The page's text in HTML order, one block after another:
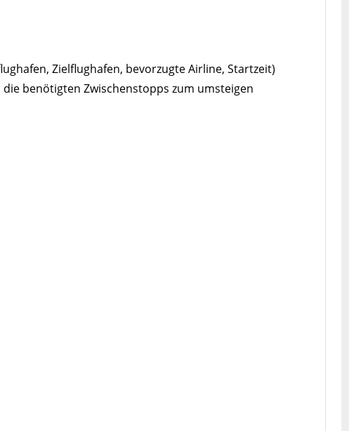
Zielflughafen, bevorzugte Airline, Startzeit)
benötigten Zwischenstopps zum umsteigen